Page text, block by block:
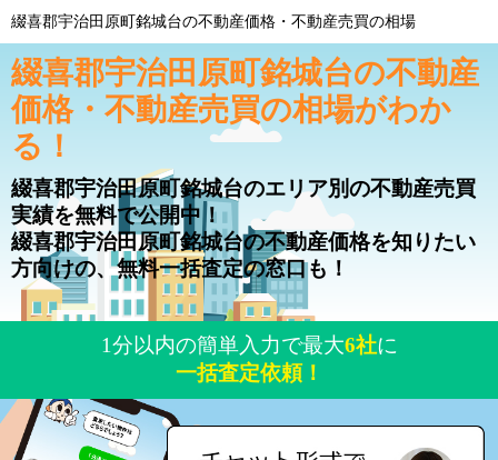
綴喜郡宇治田原町銘城台の不動産価格・不動産売買の相場
綴喜郡宇治田原町銘城台の不動産
価格・不動産売買の相場がわか
る！
綴喜郡宇治田原町銘城台のエリア別の不動産売買
実績を無料で公開中！
綴喜郡宇治田原町銘城台の不動産価格を知りたい
方向けの、無料一括査定の窓口も！
1分以内の簡単入力で最大6社に
一括査定依頼！